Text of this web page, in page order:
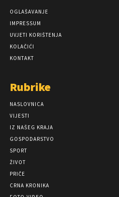
OGLAŠAVANJE
IMPRESSUM
UVJETI KORIŠTENJA
KOLAČIĆI
KONTAKT
Rubrike
NASLOVNICA
VIJESTI
IZ NAŠEG KRAJA
GOSPODARSTVO
SPORT
ŽIVOT
PRIČE
CRNA KRONIKA